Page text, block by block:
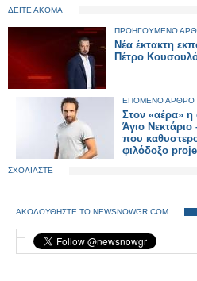
ΔΕΙΤΕ ΑΚΟΜΑ
ΠΡΟΗΓΟΥΜΕΝΟ
Νέα έκτακτη
Πέτρο
ΕΠΟΜΕΝΟ ΑΡΘΡΟ
Στον «αέρα» η
Άγιο
που
φιλόδοξο
ΣΧΟΛΙΑΣΤΕ
ΑΚΟΛΟΥΘΗΣΤΕ ΤΟ NEWSNOWGR.COM